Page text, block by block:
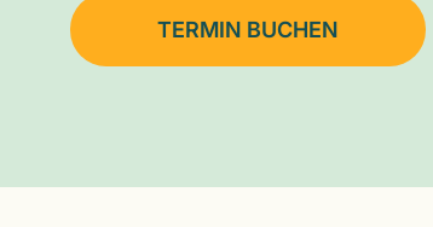
TERMIN BUCHEN